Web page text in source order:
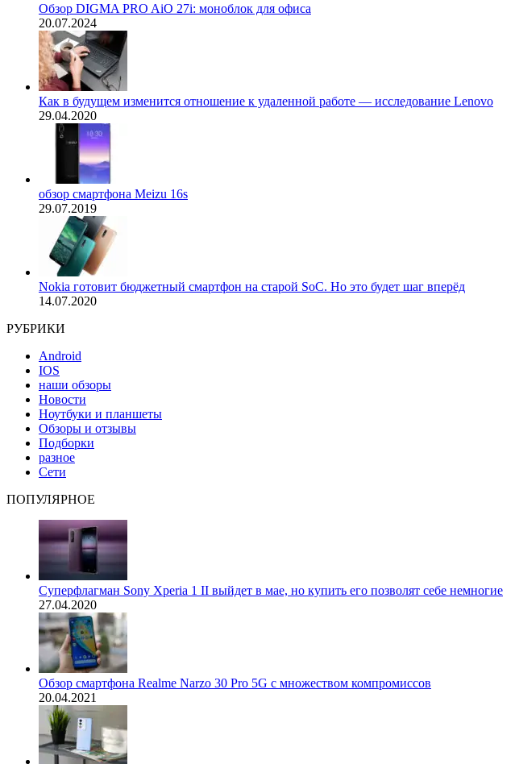
Обзор DIGMA PRO AiO 27i: моноблок для офиса
20.07.2024
Как в будущем изменится отношение к удаленной работе — исследование Lenovo
29.04.2020
обзор смартфона Meizu 16s
29.07.2019
Nokia готовит бюджетный смартфон на старой SoC. Но это будет шаг вперёд
14.07.2020
РУБРИКИ
Android
IOS
наши обзоры
Новости
Ноутбуки и планшеты
Обзоры и отзывы
Подборки
разное
Сети
ПОПУЛЯРНОЕ
Суперфлагман Sony Xperia 1 II выйдет в мае, но купить его позволят себе немногие
27.04.2020
Обзор смартфона Realme Narzo 30 Pro 5G с множеством компромиссов
20.04.2021